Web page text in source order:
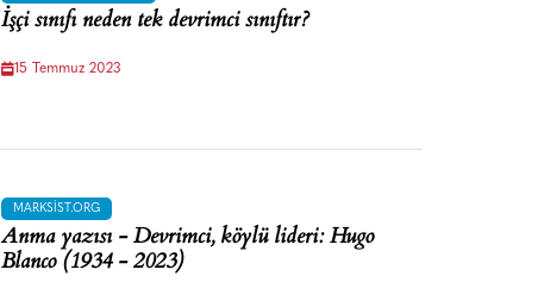
İşçi sınıfı neden tek devrimci sınıftır?
15 Temmuz 2023
MARKSIST.ORG
Anma yazısı - Devrimci, köylü lideri: Hugo
Blanco (1934 - 2023)